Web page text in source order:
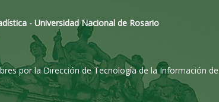
- Universidad Nacional de Rosario
por la Dirección de Tecnología de la Información de